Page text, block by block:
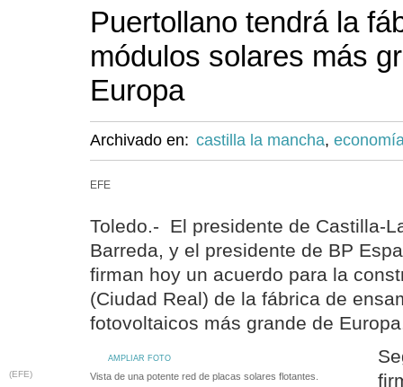
Puertollano tendrá la
módulos solares más
Europa
Archivado en: castilla la mancha,
EFE
Toledo.- El presidente de Castilla-
Barreda, y el presidente de BP
firman hoy un acuerdo para la
(Ciudad Real) de la fábrica de
fotovoltaicos más grande de
AMPLIAR FOTO
(EFE) Vista de una potente red de placas solares flotantes.